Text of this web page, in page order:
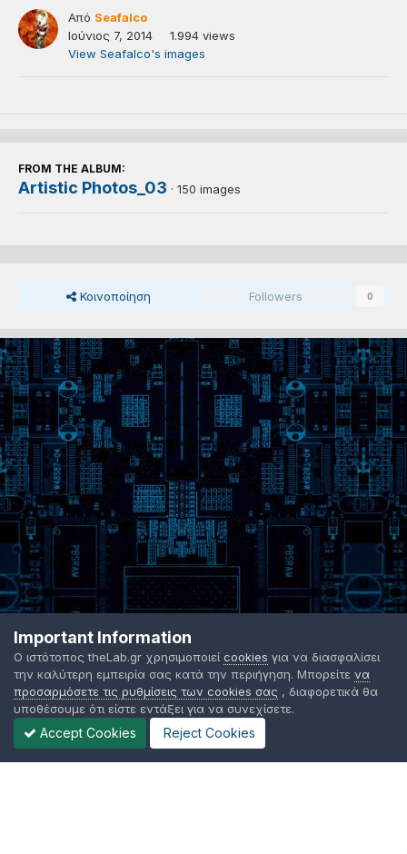
Από Seafalco
Ιούνιος 7, 2014
1.994 views
View Seafalco's images
FROM THE ALBUM:
Artistic Photos_03 · 150 images
Κοινοποίηση Followers 0
Important Information
Ο ιστότοπος theLab.gr χρησιμοποιεί cookies για να διασφαλίσει
την καλύτερη εμπειρία σας κατά την περιήγηση. Μπορείτε να
προσαρμόσετε τις ρυθμίσεις των cookies σας , διαφορετικά θα
υποθέσουμε ότι είστε εντάξει για να συνεχίσετε.
Accept Cookies Reject Cookies